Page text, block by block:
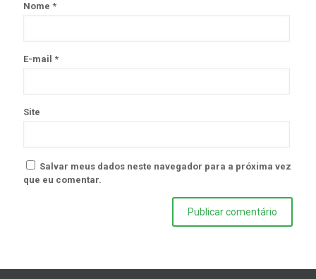
Nome *
E-mail *
Site
Salvar meus dados neste navegador para a próxima vez
que eu comentar.